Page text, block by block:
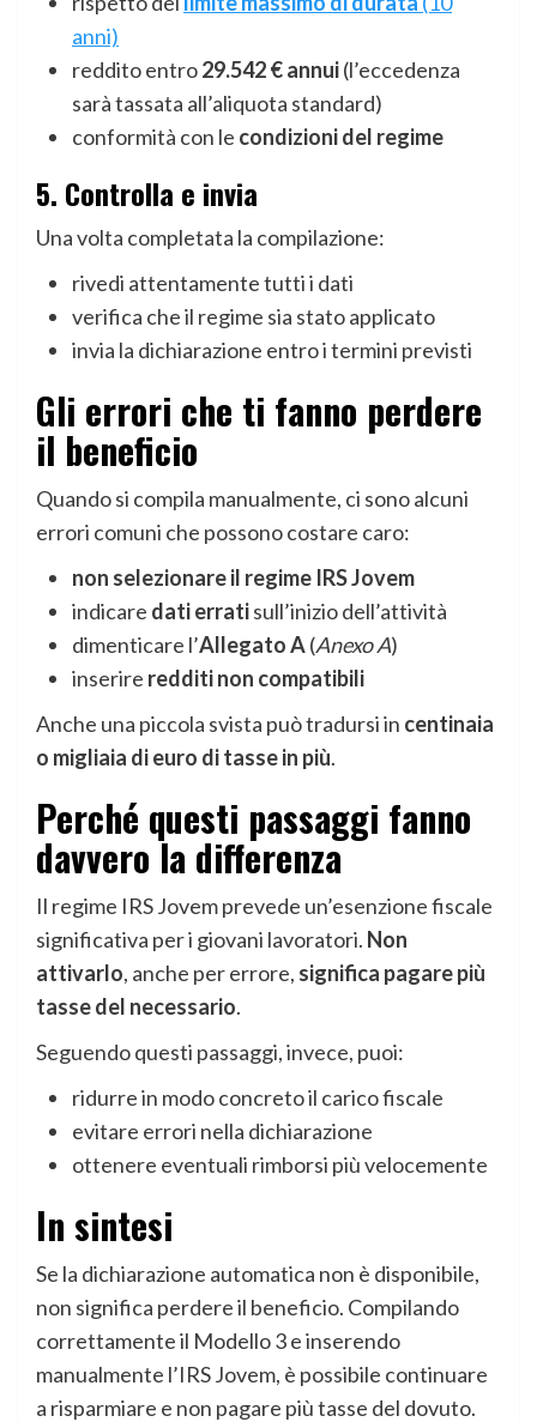
anni)
reddito entro29.542 € annui(l’eccedenza
sarà tassata all’aliquota standard)
conformità con le condizioni del regime
5. Controlla e invia
Una volta completata la compilazione:
rivedi attentamente tutti i dati
verifica che il regime sia stato applicato
invia la dichiarazione entro i termini previsti
Gli errori che ti fanno perdere
il beneficio
Quando si compila manualmente, ci sono alcuni
errori comuni che possono costare caro:
non selezionare il regime IRS Jovem
indicare dati erratisull’inizio dell’attività
dimenticare l’Allegato A(Anexo A)
inserire redditi non compatibili
Anche una piccola svista può tradursi in centinaia
o migliaia di euro di tasse in più.
Perché questi passaggi fanno
davvero la differenza
Il regime IRS Jovem prevede un’esenzione fiscale
significativa per i giovani lavoratori. Non
attivarlo, anche per errore, significa pagare più
tasse del necessario.
Seguendo questi passaggi, invece, puoi:
ridurre in modo concreto il carico fiscale
evitare errori nella dichiarazione
ottenere eventuali rimborsi più velocemente
In sintesi
Se la dichiarazione automatica non è disponibile,
non significa perdere il beneficio. Compilando
correttamente il Modello 3 e inserendo
manualmente l’IRS Jovem, è possibile continuare
a risparmiare e non pagare più tasse del dovuto.